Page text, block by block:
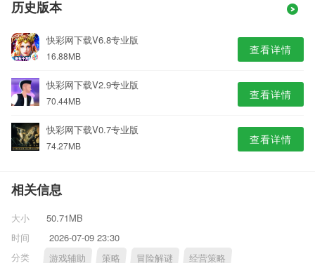
历史版本
快彩网下载V6.8专业版
16.88MB 查看详情
快彩网下载V2.9专业版
70.44MB 查看详情
快彩网下载V0.7专业版
74.27MB 查看详情
相关信息
大小
50.71MB
时间
2026-07-09 23:30
分类
游戏辅助 策略 冒险解谜 经营策略